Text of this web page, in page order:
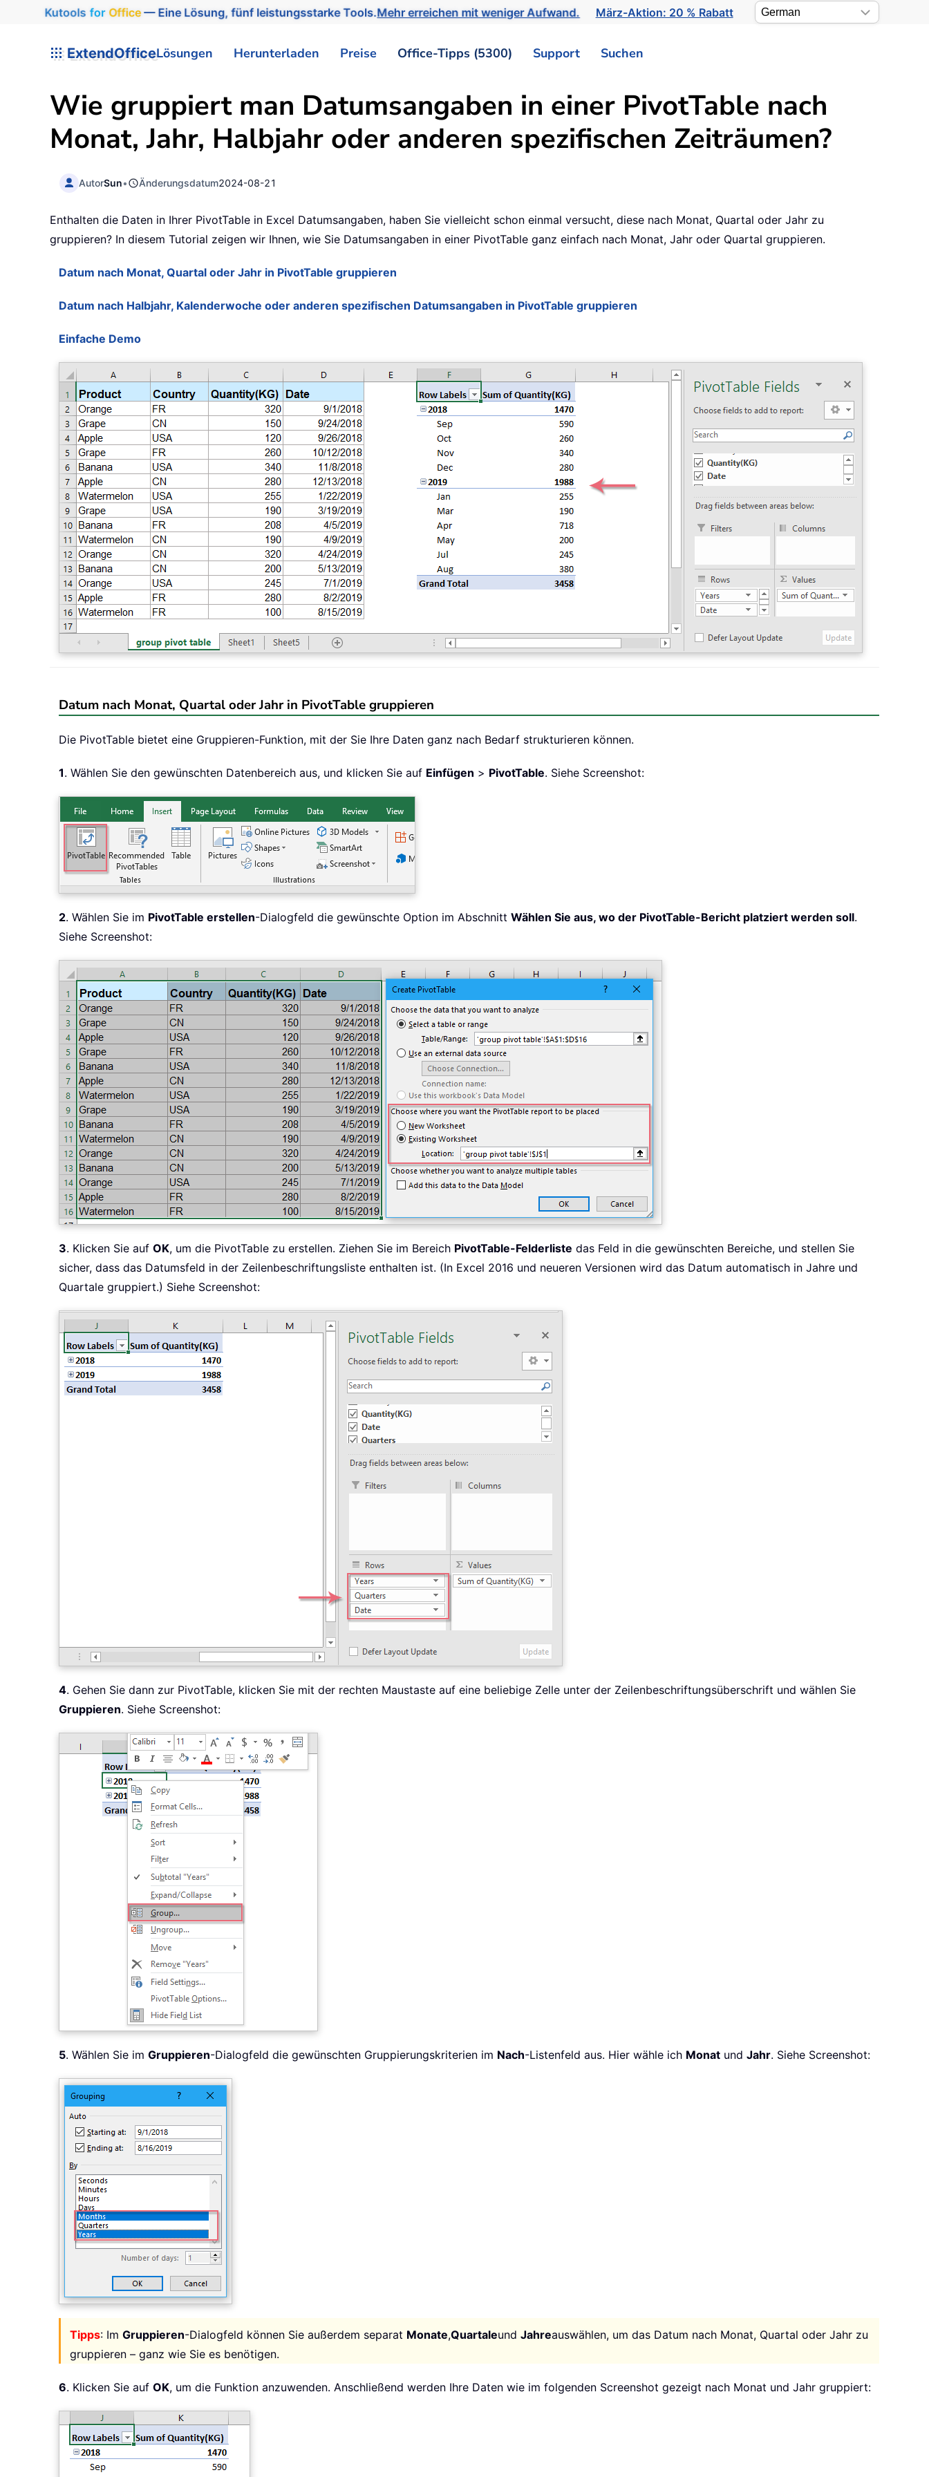
Kutools for Office— Eine Lösung, fünf leistungsstarke Tools.Mehr erreichen mit weniger Aufwand. März-Aktion: 20 % Rabatt
ExtendOfficeLösungen Herunterladen Preise Office-Tipps (5300) Support Suchen
Wie gruppiert man Datumsangaben in einer PivotTable nach
Monat, Jahr, Halbjahr oder anderen spezifischen Zeiträumen?
AutorSun• Änderungsdatum2024-08-21
Enthalten die Daten in Ihrer PivotTable in Excel Datumsangaben, haben Sie vielleicht schon einmal versucht, diese nach Monat, Quartal oder Jahr zu
gruppieren? In diesem Tutorial zeigen wir Ihnen, wie Sie Datumsangaben in einer PivotTable ganz einfach nach Monat, Jahr oder Quartal gruppieren.
Datum nach Monat, Quartal oder Jahr in PivotTable gruppieren
Datum nach Halbjahr, Kalenderwoche oder anderen spezifischen Datumsangaben in PivotTable gruppieren
Einfache Demo
Datum nach Monat, Quartal oder Jahr in PivotTable gruppieren
Die PivotTable bietet eine Gruppieren-Funktion, mit der Sie Ihre Daten ganz nach Bedarf strukturieren können.
1. Wählen Sie den gewünschten Datenbereich aus, und klicken Sie auf Einfügen > PivotTable. Siehe Screenshot:
2. Wählen Sie im PivotTable erstellen-Dialogfeld die gewünschte Option im Abschnitt Wählen Sie aus, wo der PivotTable-Bericht platziert werden soll.
Siehe Screenshot:
3. Klicken Sie auf OK, um die PivotTable zu erstellen. Ziehen Sie im Bereich PivotTable-Felderliste das Feld in die gewünschten Bereiche, und stellen Sie
sicher, dass das Datumsfeld in der Zeilenbeschriftungsliste enthalten ist. (In Excel 2016 und neueren Versionen wird das Datum automatisch in Jahre und
Quartale gruppiert.) Siehe Screenshot:
4. Gehen Sie dann zur PivotTable, klicken Sie mit der rechten Maustaste auf eine beliebige Zelle unter der Zeilenbeschriftungsüberschrift und wählen Sie
Gruppieren. Siehe Screenshot:
5. Wählen Sie im Gruppieren-Dialogfeld die gewünschten Gruppierungskriterien im Nach-Listenfeld aus. Hier wähle ich Monat und Jahr. Siehe Screenshot:
Tipps: Im Gruppieren-Dialogfeld können Sie außerdem separat Monate,Quartaleund Jahreauswählen, um das Datum nach Monat, Quartal oder Jahr zu
gruppieren – ganz wie Sie es benötigen.
6. Klicken Sie auf OK, um die Funktion anzuwenden. Anschließend werden Ihre Daten wie im folgenden Screenshot gezeigt nach Monat und Jahr gruppiert: